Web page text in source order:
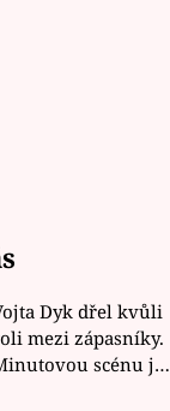
Dyk dřel kvůli
mezi zápasníky.
scénu jel